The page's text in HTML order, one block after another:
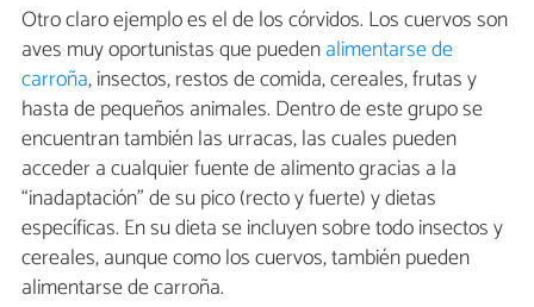
Otro claro ejemplo es el de los córvidos. Los cuervos son
aves muy oportunistas que puedenalimentarse de
carroña, insectos, restos de comida, cereales, frutas y
hasta de pequeños animales. Dentro de este grupo se
encuentran también las urracas, las cuales pueden
acceder a cualquier fuente de alimento gracias a la
“inadaptación” de su pico (recto y fuerte) y dietas
específicas. En su dieta se incluyen sobre todo insectos y
cereales, aunque como los cuervos, también pueden
alimentarse de carroña.